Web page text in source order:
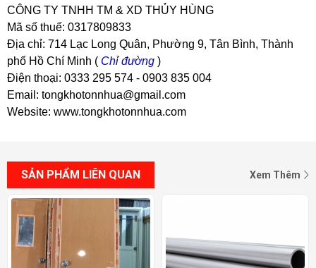
CÔNG TY TNHH TM & XD THỦY HÙNG
Mã số thuế: 0317809833
Địa chỉ: 714 Lạc Long Quân, Phường 9, Tân Bình, Thành
phố Hồ Chí Minh ( Chỉ đường )
Điện thoại: 0333 295 574 - 0903 835 004
Email: tongkhotonnhua@gmail.com
Website: www.tongkhotonnhua.com
SẢN PHẨM LIÊN QUAN Xem Thêm